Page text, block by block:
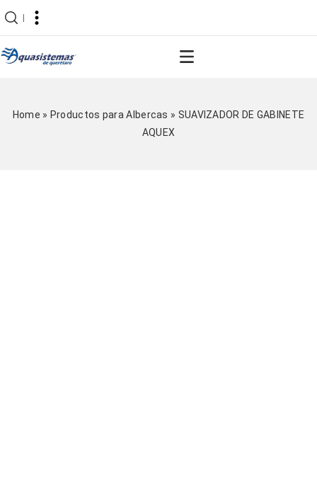
|
Home » Productos para Albercas » SUAVIZADOR DE GABINETE
AQUEX